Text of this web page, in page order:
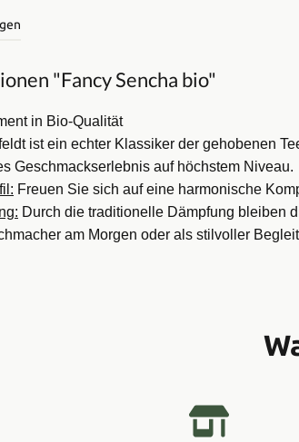
"Fancy Sencha bio"
in Bio-Qualität
ist ein echter Klassiker der gehobenen
Geschmackserlebnis auf höchstem Niveau.
Freuen Sie sich auf eine harmonische
Durch die traditionelle Dämpfung bleiben
am Morgen oder als stilvoller